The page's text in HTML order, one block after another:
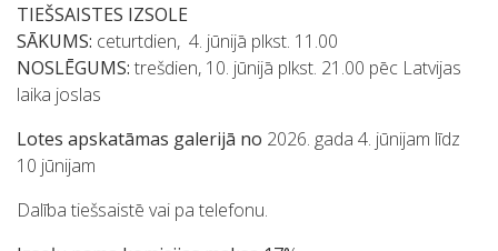
TIEŠSAISTES IZSOLE
SĀKUMS: ceturtdien, 4. jūnijā plkst. 11.00
NOSLĒGUMS: trešdien, 10. jūnijā plkst. 21.00 pēc Latvijas
laika joslas
Lotes apskatāmas galerijā no 2026. gada 4. jūnijam līdz
10 jūnijam
Dalība tiešsaistē vai pa telefonu.